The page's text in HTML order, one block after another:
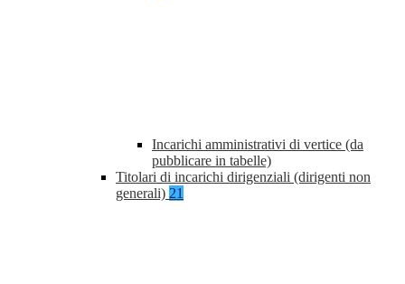
Incarichi amministrativi di vertice (da
pubblicare in tabelle)
Titolari di incarichi dirigenziali (dirigenti non
generali) 21